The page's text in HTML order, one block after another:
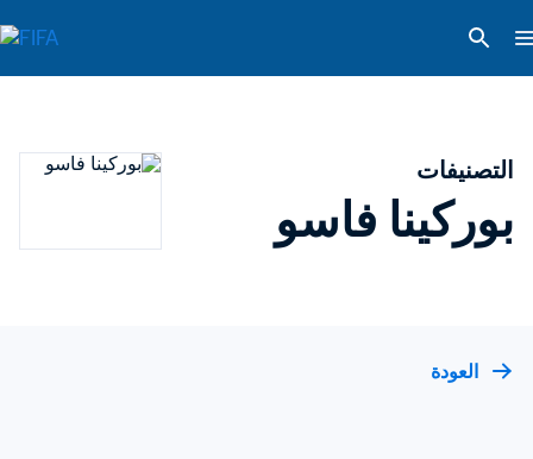
التصنيفات
بوركينا فاسو
العودة